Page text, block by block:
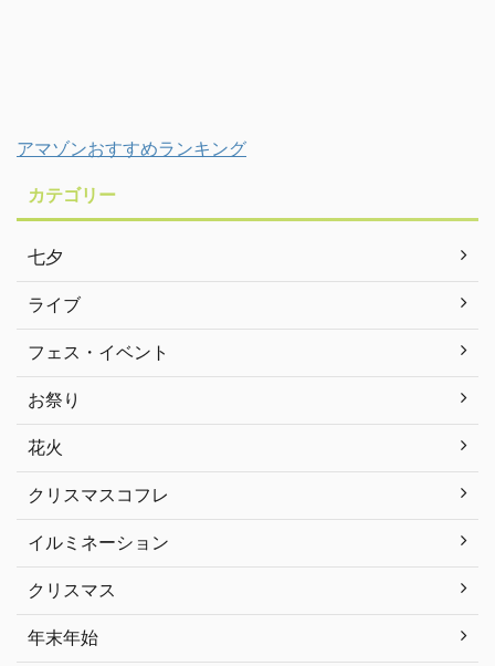
アマゾンおすすめランキング
カテゴリー
七夕
ライブ
フェス・イベント
お祭り
花火
クリスマスコフレ
イルミネーション
クリスマス
年末年始